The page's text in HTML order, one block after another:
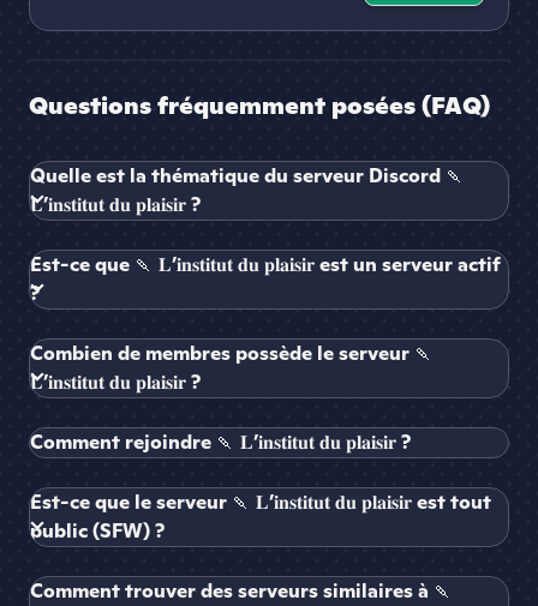
Questions fréquemment posées (FAQ)
Quelle est la thématique du serveur Discord 🍡
𝐋’𝐢𝐧𝐬𝐭𝐢𝐭𝐮𝐭 𝐝𝐮 𝐩𝐥𝐚𝐢𝐬𝐢𝐫 ?
Est-ce que 🍡 𝐋’𝐢𝐧𝐬𝐭𝐢𝐭𝐮𝐭 𝐝𝐮 𝐩𝐥𝐚𝐢𝐬𝐢𝐫 est un serveur actif
?
Combien de membres possède le serveur 🍡
𝐋’𝐢𝐧𝐬𝐭𝐢𝐭𝐮𝐭 𝐝𝐮 𝐩𝐥𝐚𝐢𝐬𝐢𝐫 ?
Comment rejoindre 🍡 𝐋’𝐢𝐧𝐬𝐭𝐢𝐭𝐮𝐭 𝐝𝐮 𝐩𝐥𝐚𝐢𝐬𝐢𝐫 ?
Est-ce que le serveur 🍡 𝐋’𝐢𝐧𝐬𝐭𝐢𝐭𝐮𝐭 𝐝𝐮 𝐩𝐥𝐚𝐢𝐬𝐢𝐫 est tout
public (SFW) ?
Comment trouver des serveurs similaires à 🍡